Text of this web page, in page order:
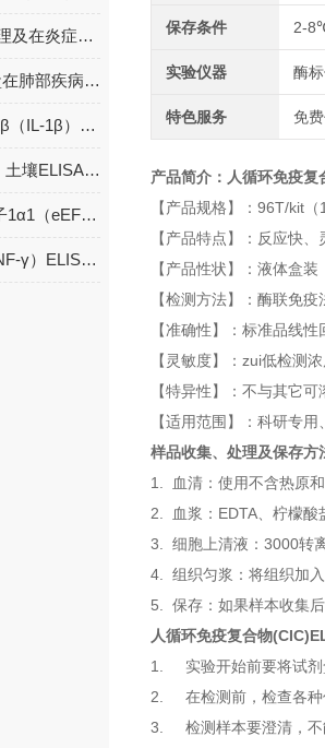
IL-1β检测试剂盒原理及在炎症研究中的应用
P选择素elisa试剂盒在肺部疾病中的作用
什么是白细胞介素1β（IL-1β）ELISA试剂盒？
碱性磷酸酶（ALP）土壤ELISA的操作方法
人真核细胞延伸因子1α1（eEF1α1） 酶联免疫吸附测定试剂盒
肿瘤坏死因子γ（TNF-γ）ELISA试剂盒的工作原理
保存条件 2-
实验仪器 酶
特色服务 免
产品简介： 人循环免疫
【产品规格】：96T/kit
【产品特点】：反应快
【产品性状】：液体盒
【检测方法】：酶联免
【准确性】：标准品线
【灵敏度】：zui低检测
【特异性】：不与其它
【适用范围】：科研专
样品收集、处理及保存方
1. 血清：使用不含热原
2. 血浆：EDTA、柠檬酸
3. 细胞上清液：3000转
4. 组织匀浆：将组织加
5. 保存：如果样本收集
人循环免疫复合物
1. 实验开始前要将试剂
2. 在检测前，检查各种
3. 检测样本要澄清，不